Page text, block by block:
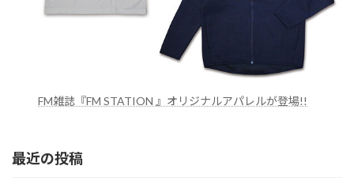
FM雑誌『FM STATION 』オリジナルアパレルが登場!!
最近の投稿